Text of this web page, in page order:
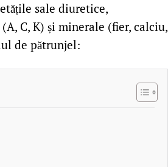
sale diuretice,
C, K) și minerale (fier, calciu,
de pătrunjel: